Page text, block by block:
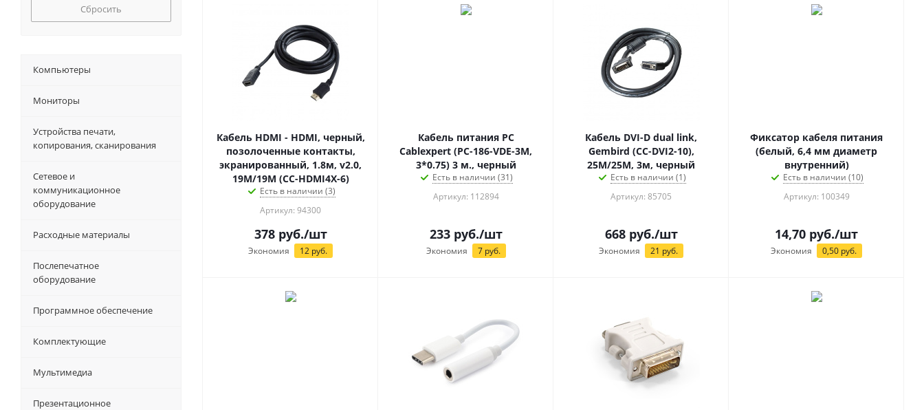
Кабель HDMI - HDMI, черный,
позолоченные контакты,
экранированный, 1.8м, v2.0,
19M/19M (CC-HDMI4X-6)
Есть в наличии (3)
Артикул: 94300
378руб./шт
Экономия 12 руб.
Кабель питания PC
Cablexpert (PC-186-VDE-3M,
3*0.75) 3 м., черный
Есть в наличии (31)
Артикул: 112894
233руб./шт
Экономия 7руб.
Кабель DVI-D dual link,
Gembird (CC-DVI2-10),
25M/25M, 3м, черный
Есть в наличии (1)
Артикул: 85705
668руб./шт
Экономия 21 руб.
Фиксатор кабеля питания
(белый, 6,4 мм диаметр
внутренний)
Есть в наличии (10)
Артикул: 100349
14,70 руб./шт
Экономия 0,50 руб.
Сбросить
Компьютеры
Мониторы
Устройства печати,
копирования, сканирования
Сетевое и
коммуникационное
оборудование
Расходные материалы
Послепечатное
оборудование
Программное обеспечение
Комплектующие
Мультимедиа
Презентационное